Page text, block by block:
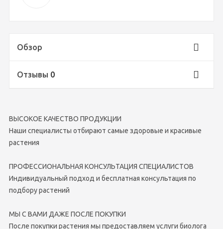
Обзор
Отзывы 0
ВЫСОКОЕ КАЧЕСТВО ПРОДУКЦИИ
Наши специалисты отбирают самые здоровые и красивые
растения
ПРОФЕССИОНАЛЬНАЯ КОНСУЛЬТАЦИЯ СПЕЦИАЛИСТОВ
Индивидуальный подход и бесплатная консультация по
подбору растений
МЫ С ВАМИ ДАЖЕ ПОСЛЕ ПОКУПКИ
После покупки растения мы предоставляем услуги биолога